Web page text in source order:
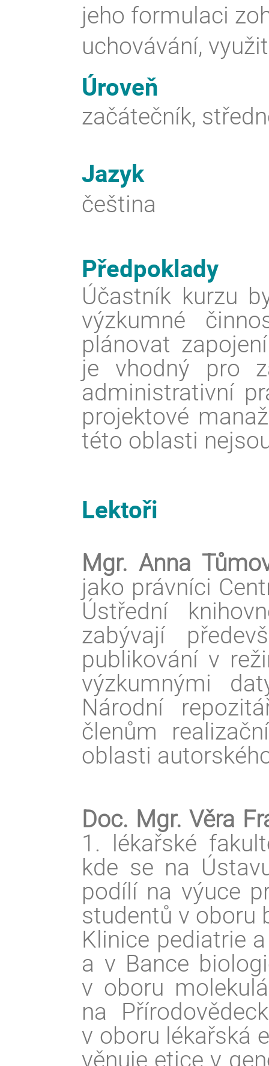
jeho formulaci
uchovávání,
Úroveň
začátečník,
Jazyk
čeština
Předpoklady
Účastník kurzu
výzkumné
plánovat
je vhodný pro
administrativní
projektové
této oblasti
Lektoři
Mgr. Anna
jako právníci
Ústřední
zabývají
publikování v
výzkumnými
Národní
členům
oblasti
Doc. Mgr. Věra
1. lékařské
kde se na
podílí na výuce
studentů v oboru
Klinice pediatrie
a v Bance
v oboru
na
v oboru lékařská
věnuje etice v